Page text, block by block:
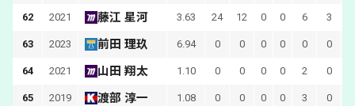
62 2021 藤江 星河 3.63 24 12 0 0 6 3
63 2023 前田 理玖 6.94 0 0 0 0 0 0
64 2021 山田 翔太 1.10 0 0 0 0 2 0
65 2019 渡部 淳一 1.08 0 0 0 0 3 0